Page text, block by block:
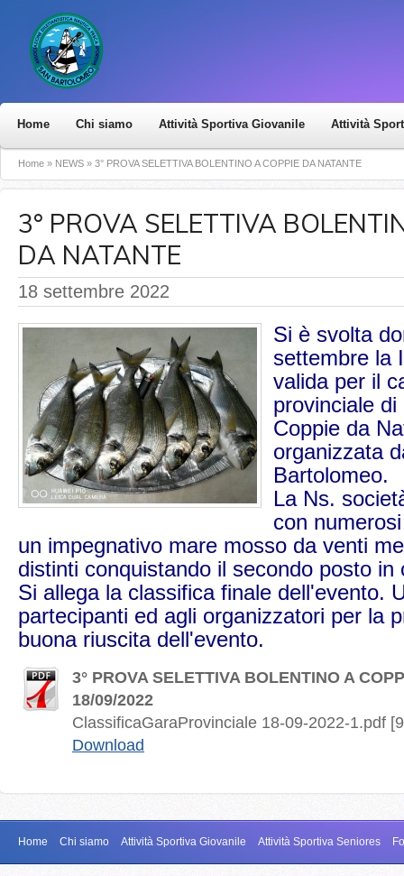
Home Chi siamo Attività Sportiva Giovanile Attività
Home » NEWS » 3° PROVA SELETTIVA BOLENTINO A COPPIE DA NATANTE
3° PROVA SELETTIVA
DA NATANTE
18 settembre 2022
Si è svolta
settembre la
valida per il
provinciale
Coppie da
organizzata
Bartolomeo.
La Ns.
con
un impegnativo mare mosso da venti
distinti conquistando il secondo posto in
Si allega la classifica finale dell'evento.
partecipanti ed agli organizzatori per la
buona riuscita dell'evento.
3° PROVA SELETTIVA BOLENTINO A
18/09/2022
ClassificaGaraProvinciale 18-09-2022-1.pdf
Download
Home Chi siamo Attività Sportiva Giovanile Attività Sportiva Seniores